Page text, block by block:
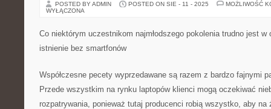
POSTED BY ADMIN POSTED ON SIE - 11 - 2025
MOŻLIWOŚĆ
WYŁĄCZONA
Co niektórym uczestnikom najmłodszego pokolenia trudno jest w
istnienie bez smartfonów
Współczesne pecety wyprzedawane są razem z bardzo fajnymi
Przede wszystkim na rynku laptopów klienci mogą oczekiwać
rozpatrywania, ponieważ tutaj producenci robią wszystko, aby na